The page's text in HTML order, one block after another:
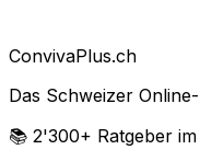
ConvivaPlus.ch
Das Schweizer
📚 2'300+ Ratgeber